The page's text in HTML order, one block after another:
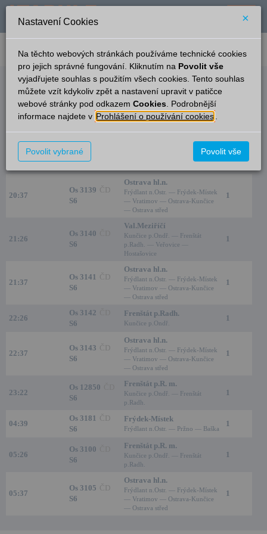
verze: 2.0.6 podpora: help-tabule@oltis.cz
English
Odjezdy
Čeladná
18:16
Čas/Aktuální Vlak/Linka Cíl/Přes Kolej
20:26
Os 3138
S6
1
20:37
Os 3139 ČD
S6
Ostrava hl.n.
Frýdlant n.Ostr. — Frýdek-Místek
— Vratimov — Ostrava-Kunčice
— Ostrava střed
1
21:26
Os 3140
S6
Val.Meziříčí
Kunčice p.Ondř. — Frenštát
p.Radh. — Veřovice —
Hostašovice
1
21:37
Os 3141 ČD
S6
Ostrava hl.n.
Frýdlant n.Ostr. — Frýdek-Místek
— Vratimov — Ostrava-Kunčice
— Ostrava střed
1
22:26
Os 3142
S6
Frenštát p.Radh.
Kunčice p.Ondř.
1
22:37
Os 3143 ČD
S6
Ostrava hl.n.
Frýdlant n.Ostr. — Frýdek-Místek
— Vratimov — Ostrava-Kunčice
— Ostrava střed
1
23:22
Os 12850
S6
Frenštát p.R. m.
Kunčice p.Ondř. — Frenštát
p.Radh.
1
04:39
Os 3181 ČD
S6
Frýdek-Místek
Frýdlant n.Ostr. — Pržno — Baška
1
05:26
Os 3100
S6
Frenštát p.R. m.
Kunčice p.Ondř. — Frenštát
p.Radh.
1
05:37
Os 3105 ČD
S6
Ostrava hl.n.
Frýdlant n.Ostr. — Frýdek-Místek
— Vratimov — Ostrava-Kunčice
— Ostrava střed
1
Nastavení Cookies ×
Na těchto webových stránkách používáme technické cookies
pro jejich správné fungování. Kliknutím na Povolit vše
vyjadřujete souhlas s použitím všech cookies. Tento souhlas
můžete vzít kdykoliv zpět a nastavení upravit v patičce
webové stránky pod odkazem Cookies . Podrobnější
informace najdete v Prohlášení o používání cookies
Povolit vybrané Povolit vše